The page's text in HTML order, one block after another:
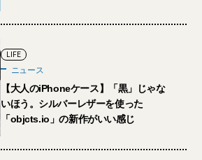
LIFE
ニュース
【大人のiPhoneケース】「黒」じゃな
いほう。シルバーレザーを使った
「objcts.io」の新作がいい感じ